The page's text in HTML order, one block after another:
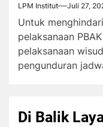
LPM Institut Juli 27,
Untuk
pelaksanaan
pelaksanaan
pengunduran
Di Balik